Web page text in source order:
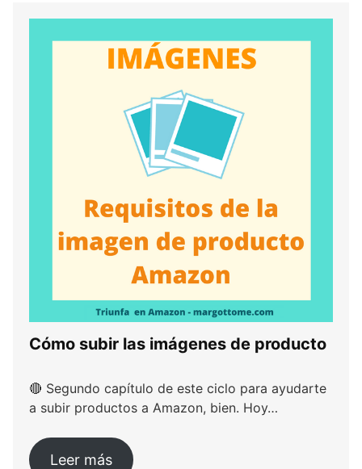
Cómo subir las imágenes de producto
🔴 Segundo capítulo de este ciclo para ayudarte
a subir productos a Amazon, bien. Hoy…
Leer más